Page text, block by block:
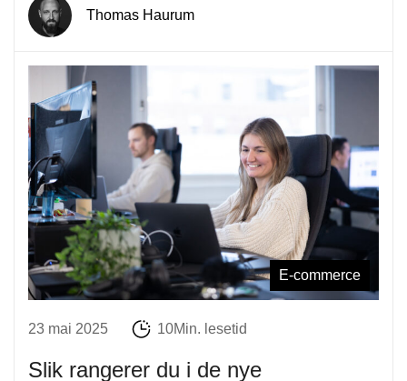
Thomas Haurum
E-commerce
23 mai 2025 10Min. lesetid
Slik rangerer du i de nye